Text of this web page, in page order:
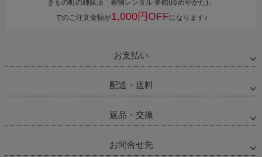
きもの町の姉妹店「着物レンタル 夢館(ゆめやかた)」
でのご注文金額が1,000円OFFになります♪
お支払い
配送・送料
返品・交換
お問合せ先